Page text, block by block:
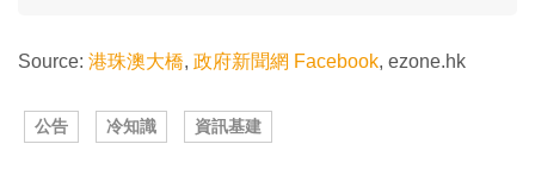
Source: 港珠澳大橋, 政府新聞網 Facebook, ezone.hk
公告 冷知識 資訊基建